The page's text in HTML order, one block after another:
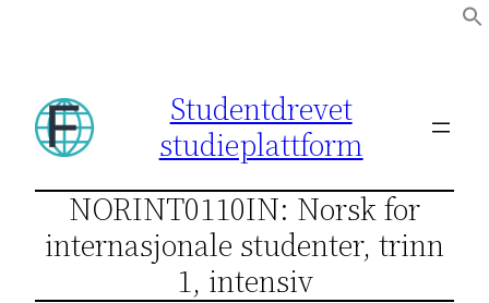
Studentdrevet
studieplattform
NORINT0110IN: Norsk for
internasjonale studenter, trinn
1, intensiv